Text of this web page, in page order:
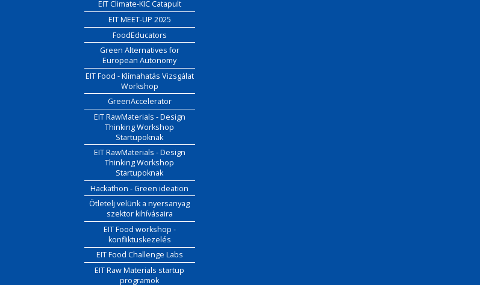
EIT Climate-KIC Catapult
EIT MEET-UP 2025
FoodEducators
Green Alternatives for
European Autonomy
EIT Food - Klímahatás Vizsgálat
Workshop
GreenAccelerator
EIT RawMaterials - Design
Thinking Workshop
Startupoknak
EIT RawMaterials - Design
Thinking Workshop
Startupoknak
Hackathon - Green ideation
Ötletelj velünk a nyersanyag
szektor kihívásaira
EIT Food workshop -
konfliktuskezelés
EIT Food Challenge Labs
EIT Raw Materials startup
programok